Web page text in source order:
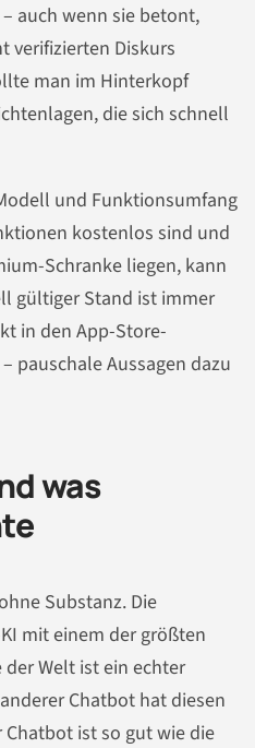
auch wenn sie betont,
verifizierten Diskurs
man im Hinterkopf
die sich schnell
und Funktionsumfang
kostenlos sind und
Schranke liegen, kann
gültiger Stand ist immer
in den App-Store-
pauschale Aussagen dazu
was
Substanz. Die
mit einem der größten
Welt ist ein echter
Chatbot hat diesen
Chatbot ist so gut wie die